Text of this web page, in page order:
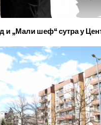
и „Мали шеф“ сутра у